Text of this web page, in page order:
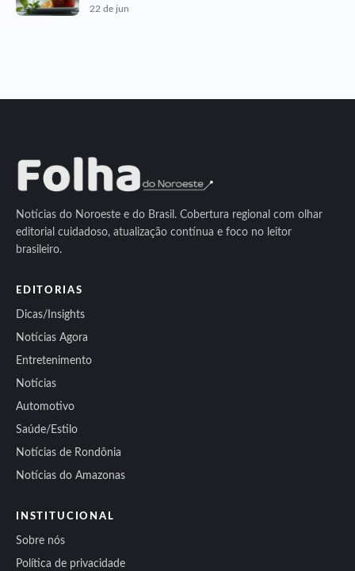
22 de jun
Notícias do Noroeste e do Brasil. Cobertura regional com olhar
editorial cuidadoso, atualização contínua e foco no leitor
brasileiro.
EDITORIAS
Dicas/Insights
Notícias Agora
Entretenimento
Notícias
Automotivo
Saúde/Estilo
Notícias de Rondônia
Notícias do Amazonas
INSTITUCIONAL
Sobre nós
Política de privacidade